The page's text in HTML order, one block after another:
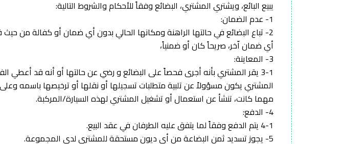
يبيع البائع، ويشتري المشتري، البضائع وفقاً للأحكام والشروط التالية:
1- عدم الضمان:
2- تباع البضائع في حالتها الراهنة ومكانها الحالي بدون أي ضمان أو كفالة من
أي ضمان اّخر، صريحاً كان أو ضمنياً،
3- المعاينة:
3-1 يقر المشتري بأنه أجرى فحصاً على البضائع و رضي عن حالتها أو أنه قد أعطي
المشتري يكون مسؤولاً عن تلبية متطلبات تسجيلها أو نقلها أو ترخيصها باسمه
مهما كانت، تنشأ عن استعمال أو تشغيل المشتري لهذه السيارة/المركبة.
4- الدفع:
4-1 يتم الدفع وفقاً لما يتفق عليه الطرفان في عقد البيع.
5- يجوز تسديد ثمن البضاعة من أي ديون مستحقة للمشتري لدى المجموعة.